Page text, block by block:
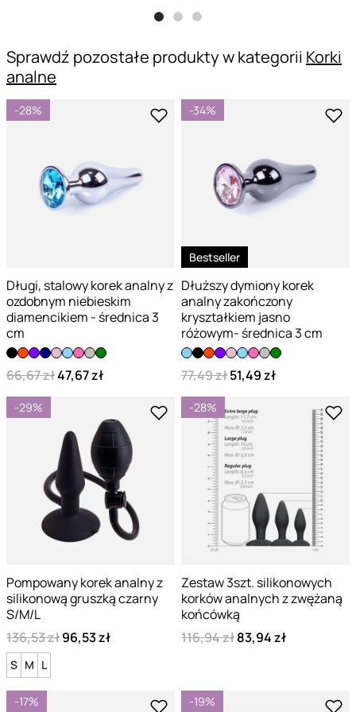
Sprawdź pozostałe produkty w kategorii Korki
analne
-28%
Długi, stalowy korek analny z
ozdobnym niebieskim
diamencikiem - średnica 3
cm
66,67 zł47,67 zł
-34%
Bestseller
Dłuższy dymiony korek
analny zakończony
kryształkiem jasno
różowym- średnica 3 cm
77,49 zł51,49 zł
-29%
Pompowany korek analny z
silikonową gruszką czarny
S/M/L
136,53 zł96,53 zł
S M L
-28%
Zestaw 3szt. silikonowych
korków analnych z zwężaną
końcówką
116,94 zł83,94 zł
-17% -19%